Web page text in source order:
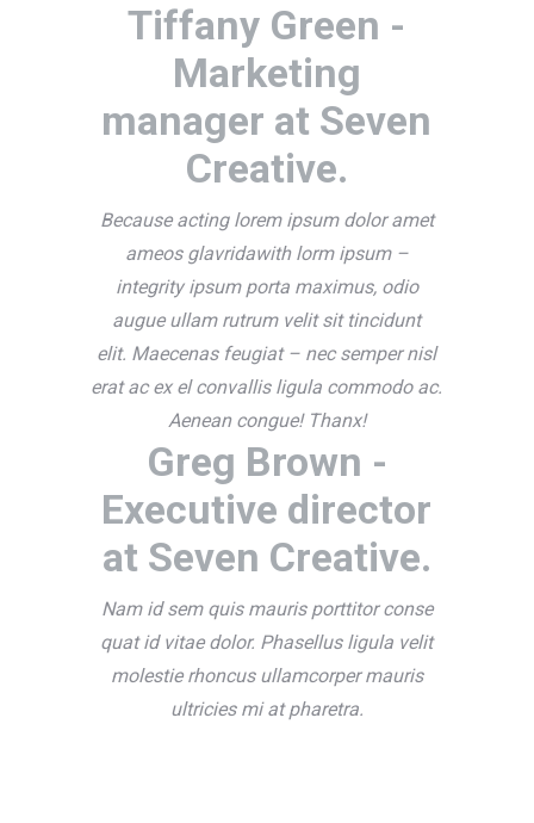
Tiffany Green -
Marketing
manager at Seven
Creative.
Because acting lorem ipsum dolor amet
ameos glavridawith lorm ipsum –
integrity ipsum porta maximus, odio
augue ullam rutrum velit sit tincidunt
elit. Maecenas feugiat – nec semper nisl
erat ac ex el convallis ligula commodo ac.
Aenean congue! Thanx!
Greg Brown -
Executive director
at Seven Creative.
Nam id sem quis mauris porttitor conse
quat id vitae dolor. Phasellus ligula velit
molestie rhoncus ullamcorper mauris
ultricies mi at pharetra.